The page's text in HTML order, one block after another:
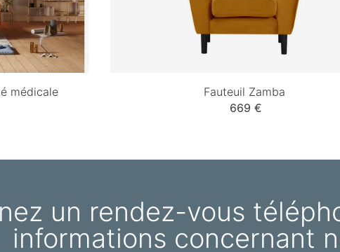
médicale
Fauteuil Zamba
669 €
un rendez-vous
informations concernant